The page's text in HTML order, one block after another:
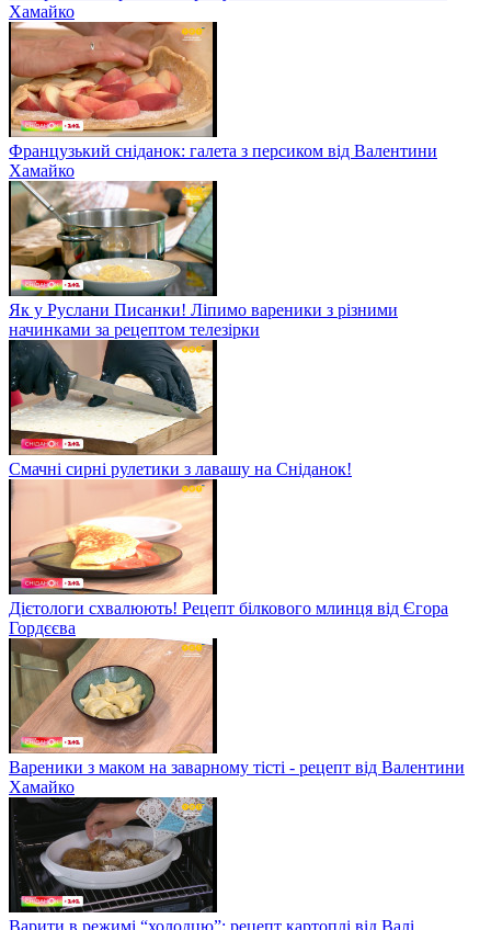
Хамайко
Французький сніданок: галета з персиком від Валентини
Хамайко
Як у Руслани Писанки! Ліпимо вареники з різними
начинками за рецептом телезірки
Смачні сирні рулетики з лавашу на Сніданок!
Дієтологи схвалюють! Рецепт білкового млинця від Єгора
Гордєєва
Вареники з маком на заварному тісті - рецепт від Валентини
Хамайко
Варити в режимі “холодцю”: рецепт картоплі від Валі